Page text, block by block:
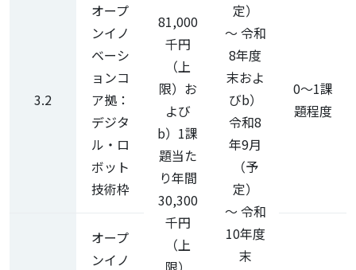
81,000
千円
（上
限）お
よび
b）1課
題当た
り年間
30,300
千円
（上
定）
～ 令和
8年度
末およ
びb）
令和8
年9月
（予
定）
～ 令和
10年度
末
3.2
オープ
ンイノ
ベーシ
ョンコ
ア拠：
デジタ
ル・ロ
ボット
技術枠
0～1課
題程度
オープ
ンイノ